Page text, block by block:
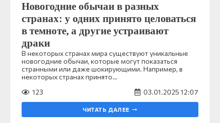
Новогодние обычаи в разных
странах: у одних принято целоваться
в темноте, а другие устраивают
драки
В некоторых странах мира существуют уникальные
новогодние обычаи, которые могут показаться
странными или даже шокирующими. Например, в
некоторых странах принято…
123
03.01.2025 12:07
ЧИТАТЬ ДАЛЕЕ